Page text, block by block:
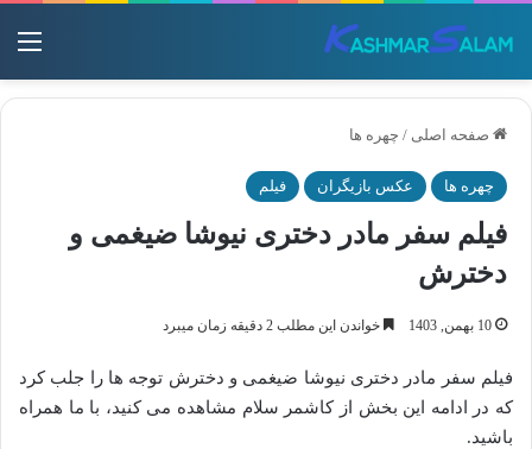
صفحه اصلی / چهره ها
چهره ها عکس بازیگران فیلم
فیلم سفر مادر دختری نیوشا ضیغمی و
دخترش
10 بهمن, 1403 خواندن این مطلب 2 دقیقه زمان میبرد
فیلم سفر مادر دختری نیوشا ضیغمی و دخترش توجه ها را جلب کرد
که در ادامه این بخش از کاشمر سلام مشاهده می کنید، با ما همراه
باشید.